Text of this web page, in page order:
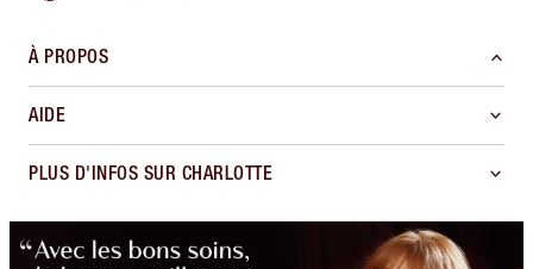
À PROPOS
AIDE
PLUS D'INFOS SUR CHARLOTTE